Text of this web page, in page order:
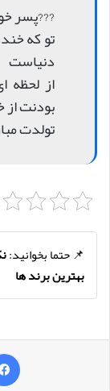
???پسر
تو که
دنیاست
از لحظه
بودنت
تولدت
📌 حتما بخوانید:
بهترین برند ها